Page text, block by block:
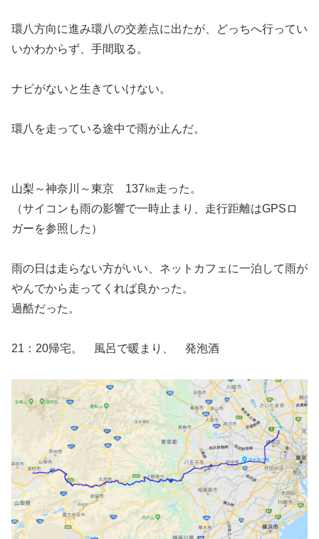
環八方向に進み環八の交差点に出たが、どっちへ行ってい
いかわからず、手間取る。
ナビがないと生きていけない。
環八を走っている途中で雨が止んだ。
山梨～神奈川～東京 137㎞走った。
（サイコンも雨の影響で一時止まり、走行距離はGPSロ
ガーを参照した）
雨の日は走らない方がいい、ネットカフェに一泊して雨が
やんでから走ってくれば良かった。
過酷だった。
21：20帰宅。 風呂で暖まり、 発泡酒